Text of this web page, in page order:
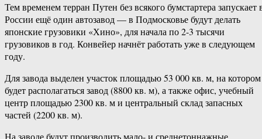
Тем временем терран Путен без всякого бумстартера запускает
России ещё один автозавод — в Подмосковье будут делать
японские грузовики «Хино», для начала по 2-3 тысячи
грузовиков в год. Конвейер начнёт работать уже в следующем
году.
Для завода выделен участок площадью 53 000 кв. м, на котором
будет располагаться завод (8800 кв. м), а также офис, учебный
центр площадью 2300 кв. м и центральный склад запасных
частей (2200 кв. м).